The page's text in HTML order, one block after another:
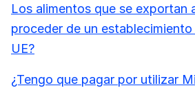
Los alimentos que se exportan
proceder de un
UE?
¿Tengo que pagar por utilizar